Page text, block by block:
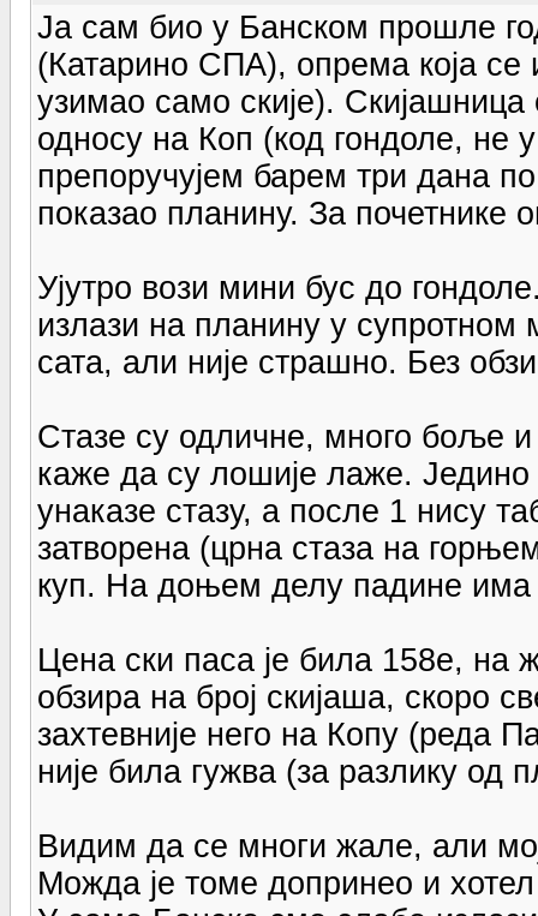
Ја сам био у Банском прошле
(Катарино СПА), опрема која се
узимао само скије).
односу на Коп (код гондоле, не
препоручујем барем три дана
показао планину. За почетнике
Ујутро вози мини бус до
излази на планину у супротном
сата, али није страшно. Без
Стазе су одличне, много боље
каже да су лошије лаже. Једино
унаказе стазу, а после 1 нису
затворена (црна стаза на
куп. На доњем делу падине има
Цена ски паса је била 158е, на
обзира на број скијаша, скоро
захтевније него на Копу (реда
није била гужва (за разлику од
Видим да се многи жале, али
Можда је томе допринео и хотел